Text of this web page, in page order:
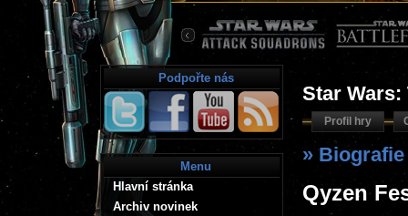
Star Wars:
Profil hry
»
Qyzen
Podpořte nás
Menu
Hlavní stránka
Archiv novinek